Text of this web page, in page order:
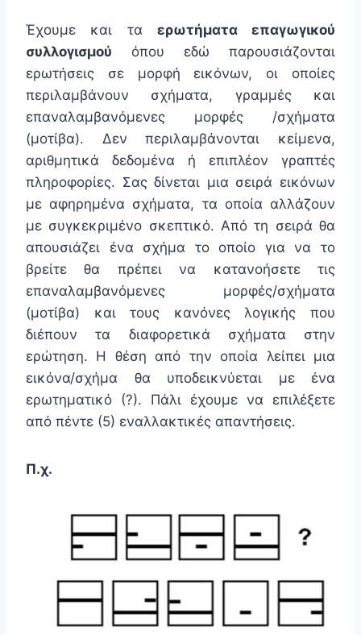
Έχουμε και τα ερωτήματα επαγωγικού
συλλογισμού όπου εδώ παρουσιάζονται
ερωτήσεις σε μορφή εικόνων, οι οποίες
περιλαμβάνουν σχήματα, γραμμές και
επαναλαμβανόμενες μορφές /σχήματα
(μοτίβα). Δεν περιλαμβάνονται κείμενα,
αριθμητικά δεδομένα ή επιπλέον γραπτές
πληροφορίες. Σας δίνεται μια σειρά εικόνων
με αφηρημένα σχήματα, τα οποία αλλάζουν
με συγκεκριμένο σκεπτικό. Από τη σειρά θα
απουσιάζει ένα σχήμα το οποίο για να το
βρείτε θα πρέπει να κατανοήσετε τις
επαναλαμβανόμενες μορφές/σχήματα
(μοτίβα) και τους κανόνες λογικής που
διέπουν τα διαφορετικά σχήματα στην
ερώτηση. Η θέση από την οποία λείπει μια
εικόνα/σχήμα θα υποδεικνύεται με ένα
ερωτηματικό (?). Πάλι έχουμε να επιλέξετε
από πέντε (5) εναλλακτικές απαντήσεις.
Π.χ.